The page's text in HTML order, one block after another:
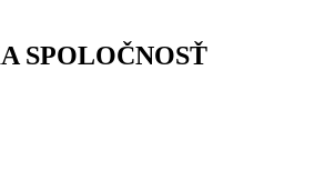
SPOLOČNOSŤ